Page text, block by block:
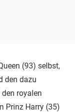
(93) selbst,
den dazu
royalen
Prinz Harry (35)